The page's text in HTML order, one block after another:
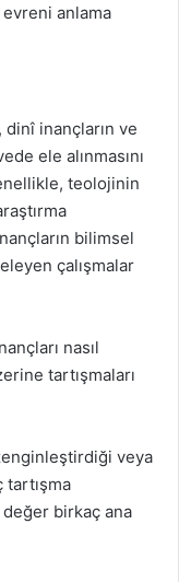
evreni anlama
inançların ve
ele alınmasını
teolojinin
bilimsel
çalışmalar
nasıl
tartışmaları
veya
birkaç ana